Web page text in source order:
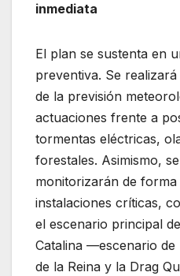
inmediata
El plan se sustenta en
preventiva. Se
de la previsión
actuaciones frente a
tormentas eléctricas,
forestales. Asimismo,
monitorizarán de forma
instalaciones críticas,
el escenario principal
Catalina —escenario de
de la Reina y la Drag